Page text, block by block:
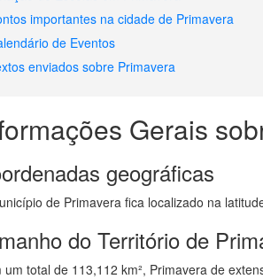
importantes na cidade de Primavera
de Eventos
enviados sobre Primavera
Gerais
geográficas
de Primavera fica localizado na
do Território de
um total de 113,112 km², Primavera de